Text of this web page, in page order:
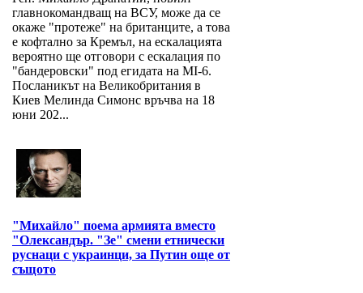
главнокомандващ на ВСУ, може да се
окаже "протеже" на британците, а това
е кофтално за Кремъл, на ескалацията
вероятно ще отговори с ескалация по
"бандеровски" под егидата на MI-6.
Посланикът на Великобритания в
Киев Мелинда Симонс връчва на 18
юни 202...
"Михайло" поема армията вместо
"Олександър. "Зе" смени етнически
руснаци с украинци, за Путин още от
същото